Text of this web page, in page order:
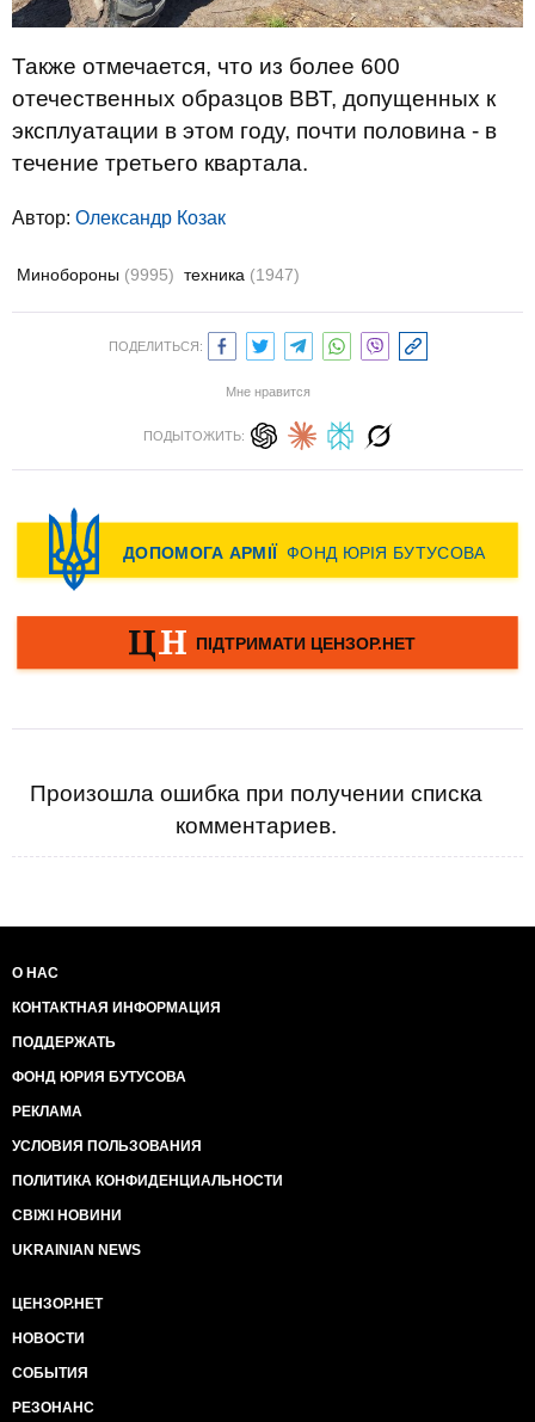
Также отмечается, что из более 600
отечественных образцов ВВТ, допущенных к
эксплуатации в этом году, почти половина - в
течение третьего квартала.
Автор: Олександр Козак
Минобороны (9995) техника (1947)
ПОДЕЛИТЬСЯ:
Мне нравится
ПОДЫТОЖИТЬ:
Произошла ошибка при получении списка
комментариев.
О НАС
КОНТАКТНАЯ ИНФОРМАЦИЯ
ПОДДЕРЖАТЬ
ФОНД ЮРИЯ БУТУСОВА
РЕКЛАМА
УСЛОВИЯ ПОЛЬЗОВАНИЯ
ПОЛИТИКА КОНФИДЕНЦИАЛЬНОСТИ
СВІЖІ НОВИНИ
UKRAINIAN NEWS
ЦЕНЗОР.НЕТ
НОВОСТИ
СОБЫТИЯ
РЕЗОНАНС